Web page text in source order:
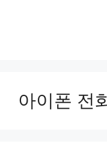
아이폰 전